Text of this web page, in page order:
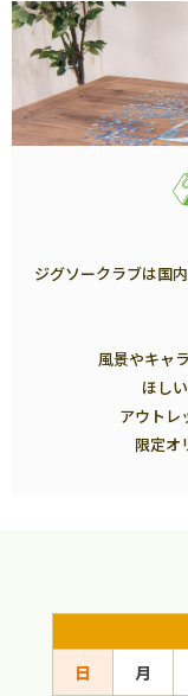
ジグソークラブは国
風景やキャ
ほし
アウトレ
限定オ
日 月